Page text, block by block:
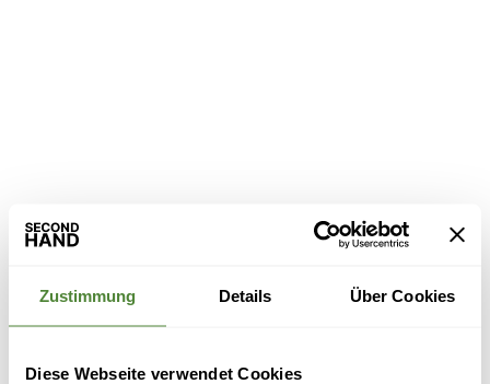
Zustimmung Details Über Cookies
Diese Webseite verwendet Cookies